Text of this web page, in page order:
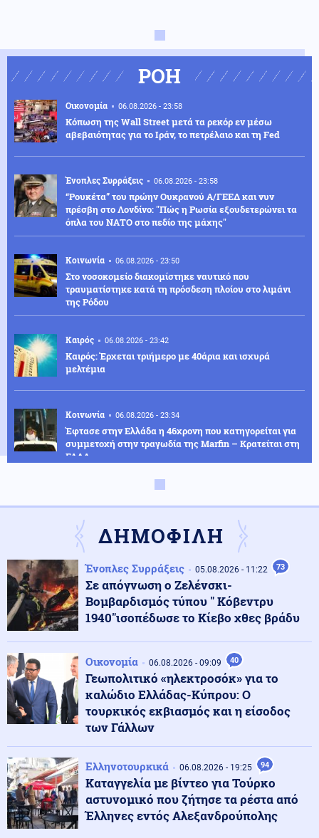
ΡΟΗ
Οικονομία 06.08.2026 - 23:58
Κόπωση της Wall Street μετά τα ρεκόρ εν μέσω
αβεβαιότητας για το Ιράν, το πετρέλαιο και τη Fed
Ένοπλες Συρράξεις 06.08.2026 - 23:58
“Ρουκέτα” του πρώην Ουκρανού Α/ΓΕΕΔ και νυν
πρέσβη στο Λονδίνο: "Πώς η Ρωσία εξουδετερώνει τα
όπλα του ΝΑΤΟ στο πεδίο της μάχης"
Κοινωνία 06.08.2026 - 23:50
Στο νοσοκομείο διακομίστηκε ναυτικό που
τραυματίστηκε κατά τη πρόσδεση πλοίου στο λιμάνι
της Ρόδου
Καιρός 06.08.2026 - 23:42
Καιρός: Έρχεται τριήμερο με 40άρια και ισχυρά
μελτέμια
Κοινωνία 06.08.2026 - 23:34
Έφτασε στην Ελλάδα η 46χρονη που κατηγορείται για
συμμετοχή στην τραγωδία της Marfin – Κρατείται στη
ΓΑΔΑ
ΗΠΑ: Στήριξη στην Ισπανία για Θέουτα και Μελίγια,
επίθεση στον Σάντσεθ για το μεταναστευτικό
Μέση Ανατολή 06.08.2026 - 23:17
Ισραήλ: «Φρένο» στην αποχώρηση από νέες περιοχές
του νότιου Λιβάνου έως ότου εφαρμοστεί η συμφωνία
Κόσμος 06.08.2026 - 23:14
Επιβεβαιώνεται η ανοδική τάση της AfD στη Γερμανία:
Στο 28% ανέβηκε, βυθίζεται η δημοτικότητα του Μερτς
Κόσμος 06.08.2026 - 23:07
Ξεκινά δελτίο νερού στο Πουέρτο Ρίκο λόγω της
ξηρασίας
Κοινωνία 06.08.2026 - 23:06
Διατάχθηκε ΕΔΕ για τους αστυνομικούς που
εμπλέκονται στην υπόθεση της 75χρονης στα Χανιά
ΔΗΜΟΦΙΛΗ
Ένοπλες Συρράξεις 05.08.2026 - 11:22 73
Σε απόγνωση ο Ζελένσκι-
Βομβαρδισμός τύπου " Κόβεντρυ
1940"ισοπέδωσε το Κίεβο χθες βράδυ
Οικονομία 06.08.2026 - 09:09 40
Γεωπολιτικό «ηλεκτροσόκ» για το
καλώδιο Ελλάδας-Κύπρου: Ο
τουρκικός εκβιασμός και η είσοδος
των Γάλλων
Ελληνοτουρκικά 06.08.2026 - 19:25 94
Καταγγελία με βίντεο για Τούρκο
αστυνομικό που ζήτησε τα ρέστα από
Έλληνες εντός Αλεξανδρούπολης